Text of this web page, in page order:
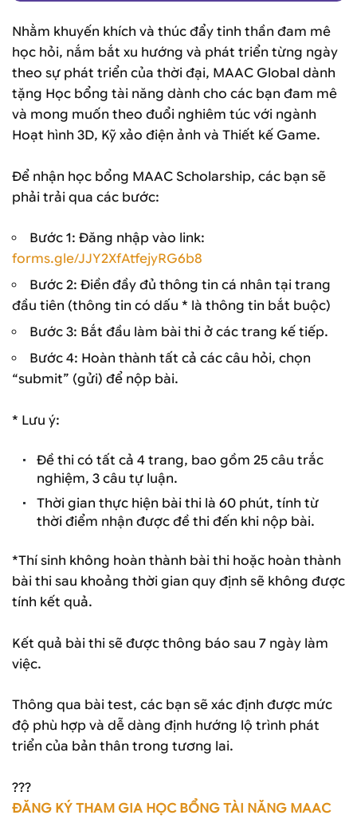
Nhằm khuyến khích và thúc đẩy tinh thần đam mê
học hỏi, nắm bắt xu hướng và phát triển từng ngày
theo sự phát triển của thời đại, MAAC Global dành
tặng Học bổng tài năng dành cho các bạn đam mê
và mong muốn theo đuổi nghiêm túc với ngành
Hoạt hình 3D, Kỹ xảo điện ảnh và Thiết kế Game.
Để nhận học bổng MAAC Scholarship, các bạn sẽ
phải trải qua các bước:
Bước 1: Đăng nhập vào link:
forms.gle/JJY2XfAtfejyRG6b8
Bước 2: Điền đầy đủ thông tin cá nhân tại trang
đầu tiên (thông tin có dấu * là thông tin bắt buộc)
Bước 3: Bắt đầu làm bài thi ở các trang kế tiếp.
Bước 4: Hoàn thành tất cả các câu hỏi, chọn
“submit” (gửi) để nộp bài.
* Lưu ý:
Đề thi có tất cả 4 trang, bao gồm 25 câu trắc
nghiệm, 3 câu tự luận.
Thời gian thực hiện bài thi là 60 phút, tính từ
thời điểm nhận được đề thi đến khi nộp bài.
*Thí sinh không hoàn thành bài thi hoặc hoàn thành
bài thi sau khoảng thời gian quy định sẽ không được
tính kết quả.
Kết quả bài thi sẽ được thông báo sau 7 ngày làm
việc.
Thông qua bài test, các bạn sẽ xác định được mức
độ phù hợp và dễ dàng định hướng lộ trình phát
triển của bản thân trong tương lai.
???
ĐĂNG KÝ THAM GIA HỌC BỔNG TÀI NĂNG MAAC